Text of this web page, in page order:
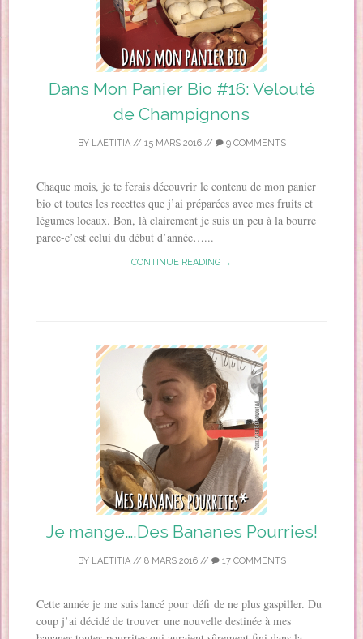
Dans Mon Panier Bio #16: Velouté
de Champignons
BY LAETITIA// 15 MARS 2016// 9 COMMENTS
Chaque mois, je te ferais découvrir le contenu de mon panier
bio et toutes les recettes que j’ai préparées avec mes fruits et
légumes locaux. Bon, là clairement je suis un peu à la bourre
parce-c’est celui du début d’année…...
CONTINUE READING →
Je mange….Des Bananes Pourries!
BY LAETITIA// 8 MARS 2016// 17 COMMENTS
Cette année je me suis lancé pour défi de ne plus gaspiller. Du
coup j’ai décidé de trouver une nouvelle destinée à mes